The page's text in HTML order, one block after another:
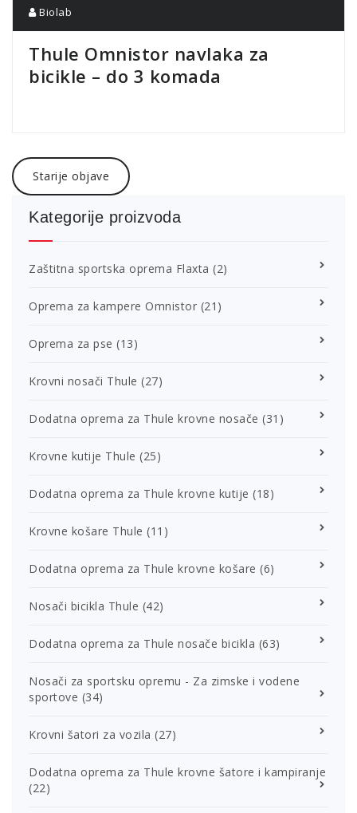
Biolab
Thule Omnistor navlaka za
bicikle – do 3 komada
Navigacija
objava
Starije objave
Kategorije proizvoda
Zaštitna sportska oprema Flaxta (2)
Oprema za kampere Omnistor (21)
Oprema za pse (13)
Krovni nosači Thule (27)
Dodatna oprema za Thule krovne nosače (31)
Krovne kutije Thule (25)
Dodatna oprema za Thule krovne kutije (18)
Krovne košare Thule (11)
Dodatna oprema za Thule krovne košare (6)
Nosači bicikla Thule (42)
Dodatna oprema za Thule nosače bicikla (63)
Nosači za sportsku opremu - Za zimske i vodene
sportove (34)
Krovni šatori za vozila (27)
Dodatna oprema za Thule krovne šatore i kampiranje
(22)